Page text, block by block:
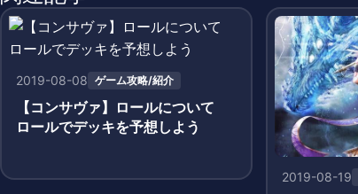
2019-08-08 ゲーム攻略/紹介
【コンサヴァ】ロールについて
ロールでデッキを予想しよう
2019-08-19